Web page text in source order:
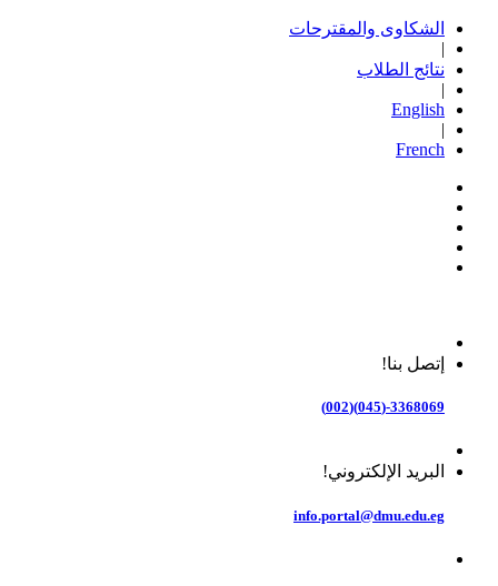
الشكاوى والمقترحات
|
نتائج الطلاب
|
English
|
French
إتصل بنا!
3368069-(045)(002)
البريد الإلكتروني!
info.portal@dmu.edu.eg